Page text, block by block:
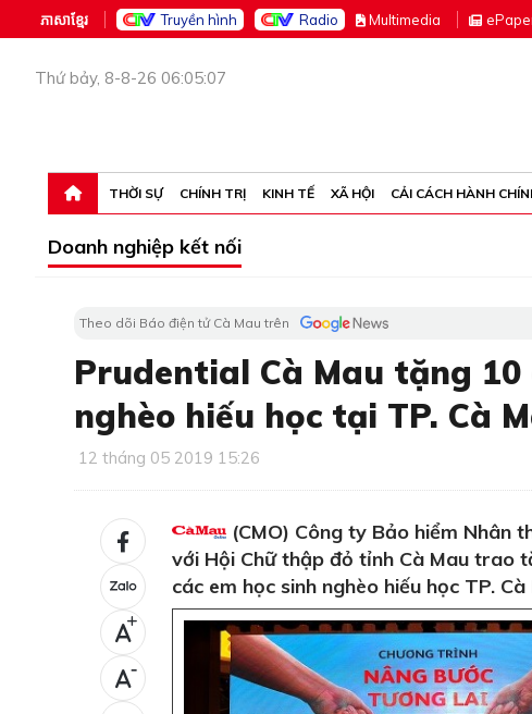
ភាសាខ្មែរ Truyền hình Radio Multimedia eP
Thứ bảy, 8-8-26 06:05:07
THỜI SỰ CHÍNH TRỊ KINH TẾ XÃ HỘI CẢI CÁCH HÀNH
Doanh nghiệp kết nối
Theo dõi Báo điện tử Cà Mau trên
Prudential Cà Mau tặng 10
nghèo hiếu học tại TP. Cà
12 tháng 05 2019 15:26
+
-
(CMO) Công ty Bảo hiểm Nhân
với Hội Chữ thập đỏ tỉnh Cà Mau trao
các em học sinh nghèo hiếu học TP. Cà